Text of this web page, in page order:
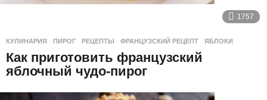
1757
КУЛИНАРИЯ ПИРОГ ,РЕЦЕПТЫ ,ФРАНЦУЗСКИЙ РЕЦЕПТ ,ЯБЛОКИ
Как приготовить французский
яблочный чудо-пирог